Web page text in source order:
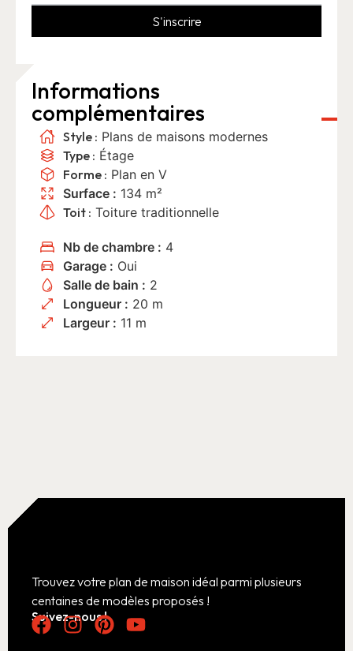
S'inscrire
Informations
complémentaires
Style : Plans de maisons modernes
Type : Étage
Forme : Plan en V
Surface : 134 m²
Toit : Toiture traditionnelle
Nb de chambre : 4
Garage : Oui
Salle de bain : 2
Longueur : 20 m
Largeur : 11 m
Trouvez votre plan de maison idéal parmi plusieurs
centaines de modèles proposés !
Suivez-nous !